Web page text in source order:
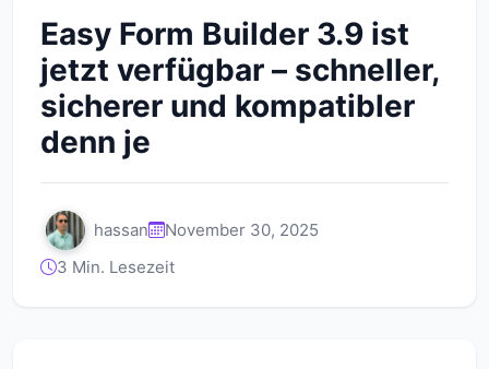
Easy Form Builder 3.9 ist
jetzt verfügbar – schneller,
sicherer und kompatibler
denn je
hassan
November 30, 2025
3 Min. Lesezeit